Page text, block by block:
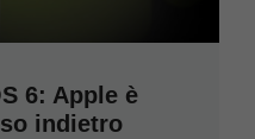
6: Apple è
indietro